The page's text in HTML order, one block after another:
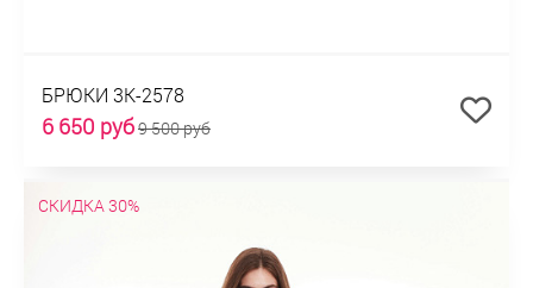
БРЮКИ 3К-2578
6 650 руб9 500 руб
СКИДКА 30%